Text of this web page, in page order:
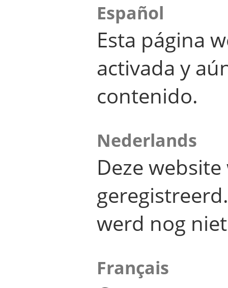
Español
Esta página
activada y
contenido.
Nederlands
Deze
werd nog
Français